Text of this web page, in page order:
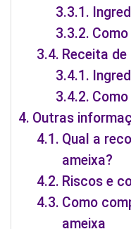
Receita
Outras
Qual a
ameixa?
Riscos e
Como
ameixa